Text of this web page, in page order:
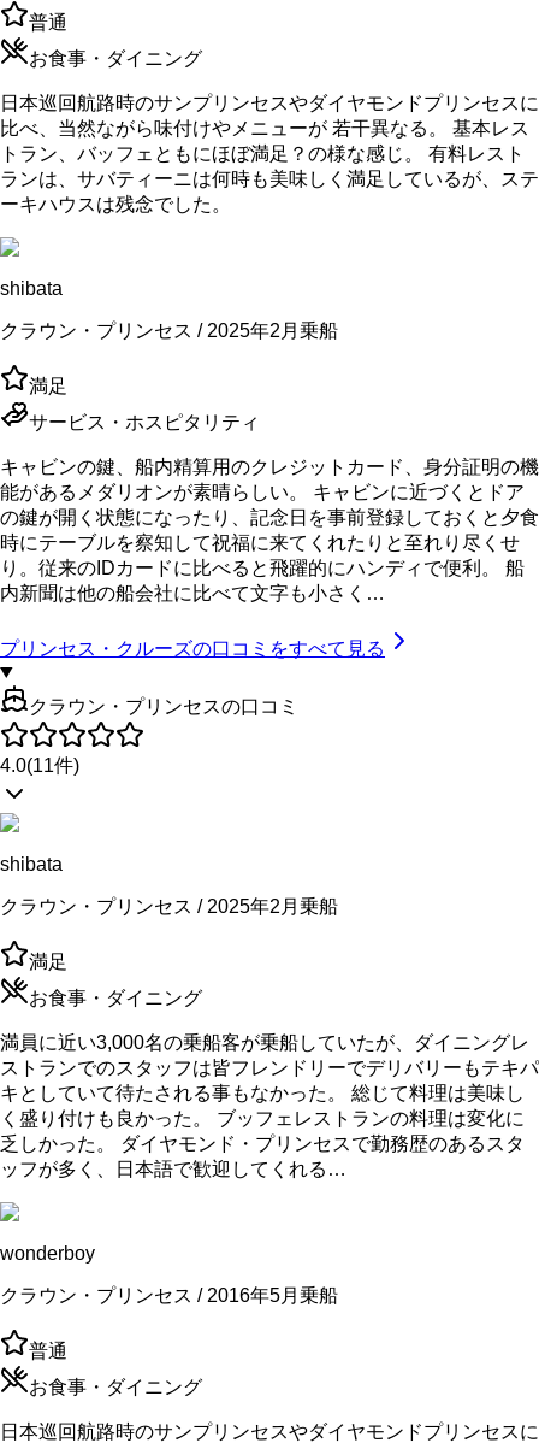
普通
お食事・ダイニング
日本巡回航路時のサンプリンセスやダイヤモンドプリンセスに
比べ、当然ながら味付けやメニューが 若干異なる。 基本レス
トラン、バッフェともにほぼ満足？の様な感じ。 有料レスト
ランは、サバティーニは何時も美味しく満足しているが、ステ
ーキハウスは残念でした。
shibata
クラウン・プリンセス / 2025年2月乗船
満足
サービス・ホスピタリティ
キャビンの鍵、船内精算用のクレジットカード、身分証明の機
能があるメダリオンが素晴らしい。 キャビンに近づくとドア
の鍵が開く状態になったり、記念日を事前登録しておくと夕食
時にテーブルを察知して祝福に来てくれたりと至れり尽くせ
り。従来のIDカードに比べると飛躍的にハンディで便利。 船
内新聞は他の船会社に比べて文字も小さく…
プリンセス・クルーズの口コミをすべて見る
クラウン・プリンセスの口コミ
4.0(11件)
shibata
クラウン・プリンセス / 2025年2月乗船
満足
お食事・ダイニング
満員に近い3,000名の乗船客が乗船していたが、ダイニングレ
ストランでのスタッフは皆フレンドリーでデリバリーもテキパ
キとしていて待たされる事もなかった。 総じて料理は美味し
く盛り付けも良かった。 ブッフェレストランの料理は変化に
乏しかった。 ダイヤモンド・プリンセスで勤務歴のあるスタ
ッフが多く、日本語で歓迎してくれる…
wonderboy
クラウン・プリンセス / 2016年5月乗船
普通
お食事・ダイニング
日本巡回航路時のサンプリンセスやダイヤモンドプリンセスに